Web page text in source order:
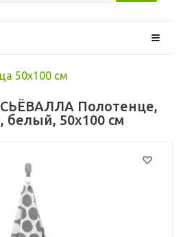
50х100 см
СЬЁВАЛЛА Полотенце,
белый, 50x100 см